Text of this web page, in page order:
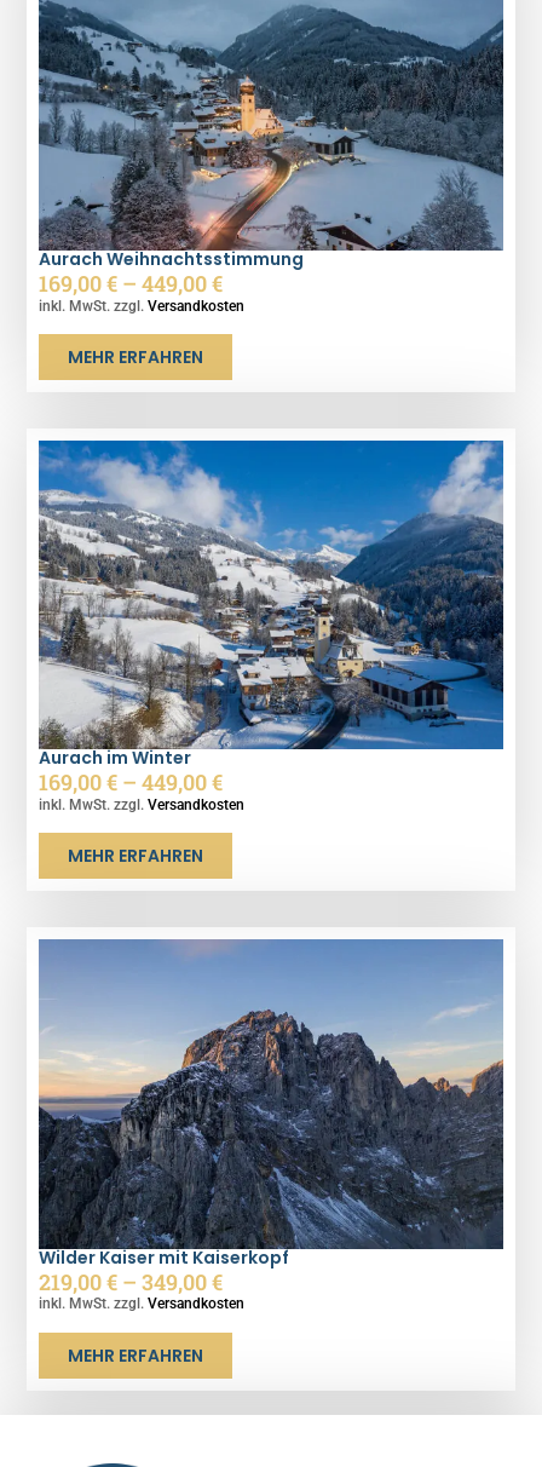
Aurach Weihnachtsstimmung
169,00€ –449,00€
inkl. MwSt. zzgl.Versandkosten
MEHR ERFAHREN
Aurach im Winter
169,00€ –449,00€
inkl. MwSt. zzgl.Versandkosten
MEHR ERFAHREN
Wilder Kaiser mit Kaiserkopf
219,00€ –349,00€
inkl. MwSt. zzgl.Versandkosten
MEHR ERFAHREN